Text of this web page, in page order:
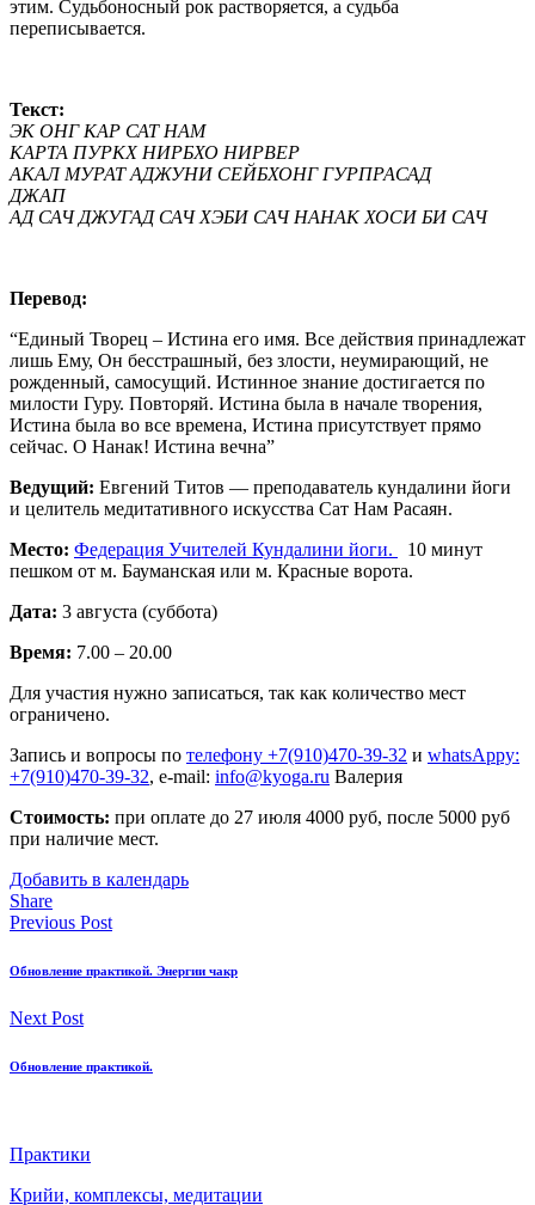
этим. Судьбоносный рок растворяется, а судьба
переписывается.
Текст:
ЭК ОНГ КАР САТ НАМ
КАРТА ПУРКХ НИРБХО НИРВЕР
АКАЛ МУРАТ АДЖУНИ СЕЙБХОНГ ГУРПРАСАД
ДЖАП
АД САЧ ДЖУГАД САЧ ХЭБИ САЧ НАНАК ХОСИ БИ САЧ
Перевод:
“Единый Творец – Истина его имя. Все действия принадлежат
лишь Ему, Он бесстрашный, без злости, неумирающий, не
рожденный, самосущий. Истинное знание достигается по
милости Гуру. Повторяй. Истина была в начале творения,
Истина была во все времена, Истина присутствует прямо
сейчас. О Нанак! Истина вечна”
Ведущий: Евгений Титов — преподаватель кундалини йоги
и целитель медитативного искусства Сат Нам Расаян.
Место: Федерация Учителей Кундалини йоги.
10 минут
пешком от м. Бауманская или м. Красные ворота.
Дата: 3 августа (суббота)
Время: 7.00 – 20.00
Для участия нужно записаться, так как количество мест
ограничено.
Запись и вопросы по телефону +7(910)470-39-32 и whatsAppу:
+7(910)470-39-32, e-mail: info@kyoga.ru Валерия
Стоимость: при оплате до 27 июля 4000 руб, после 5000 руб
при наличие мест.
Добавить в календарь
Share
Previous Post
Обновление практикой. Энергии чакр
Next Post
Обновление практикой.
Практики
Крийи, комплексы, медитации